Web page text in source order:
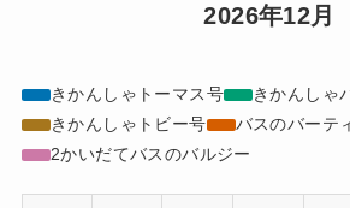
2026年12月
きかんしゃトーマス号
きかんしゃ
きかんしゃトビー号
バスのバーテ
2かいだてバスのバルジー